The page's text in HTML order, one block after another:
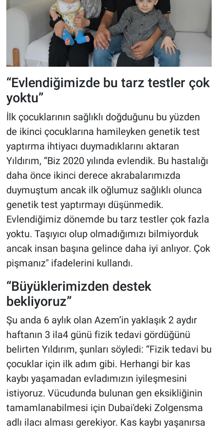
“Evlendiğimizde bu tarz testler çok
yoktu”
İlk çocuklarının sağlıklı doğduğunu bu yüzden
de ikinci çocuklarına hamileyken genetik test
yaptırma ihtiyacı duymadıklarını aktaran
Yıldırım, “Biz 2020 yılında evlendik. Bu hastalığı
daha önce ikinci derece akrabalarımızda
duymuştum ancak ilk oğlumuz sağlıklı olunca
genetik test yaptırmayı düşünmedik.
Evlendiğimiz dönemde bu tarz testler çok fazla
yoktu. Taşıyıcı olup olmadığımızı bilmiyorduk
ancak insan başına gelince daha iyi anlıyor. Çok
pişmanız" ifadelerini kullandı.
“Büyüklerimizden destek
bekliyoruz”
Şu anda 6 aylık olan Azem’in yaklaşık 2 aydır
haftanın 3 ila4 günü fizik tedavi gördüğünü
belirten Yıldırım, şunları söyledi: “Fizik tedavi bu
çocuklar için ilk adım gibi. Herhangi bir kas
kaybı yaşamadan evladımızın iyileşmesini
istiyoruz. Vücudunda bulunan gen eksikliğinin
tamamlanabilmesi için Dubai'deki Zolgensma
adlı ilacı alması gerekiyor. Kas kaybı yaşanırsa